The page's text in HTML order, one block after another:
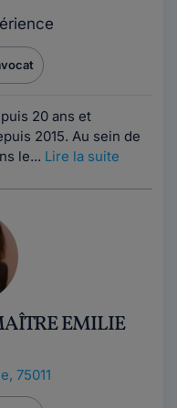
20 ans et
2015. Au sein de
le... Lire la suite
EMILIE
75011